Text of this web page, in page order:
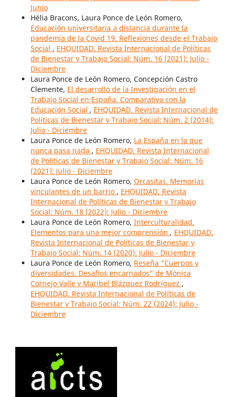
Junio
Hélia Bracons, Laura Ponce de León Romero,
Educación universitaria a distancia durante la
pandemia de la Covid 19. Reflexiones desde el Trabajo
Social , EHQUIDAD. Revista Internacional de Políticas
de Bienestar y Trabajo Social: Núm. 16 (2021): Julio -
Diciembre
Laura Ponce de León Romero, Concepción Castro
Clemente, El desarrollo de la Investigación en el
Trabajo Social en España. Comparativa con la
Educación Social , EHQUIDAD. Revista Internacional de
Políticas de Bienestar y Trabajo Social: Núm. 2 (2014):
Julio - Diciembre
Laura Ponce de León Romero, La España en la que
nunca pasa nada , EHQUIDAD. Revista Internacional
de Políticas de Bienestar y Trabajo Social: Núm. 16
(2021): Julio - Diciembre
Laura Ponce de León Romero, Orcasitas. Memorias
vinculantes de un barrio , EHQUIDAD. Revista
Internacional de Políticas de Bienestar y Trabajo
Social: Núm. 18 (2022): Julio - Diciembre
Laura Ponce de León Romero, Interculturalidad.
Elementos para una mejor comprensión , EHQUIDAD.
Revista Internacional de Políticas de Bienestar y
Trabajo Social: Núm. 14 (2020): Julio - Diciembre
Laura Ponce de León Romero, Reseña "Cuerpos y
diversidades. Desafíos encarnados" de Mónica
Cornejo Valle y Maribel Blázquez Rodríguez ,
EHQUIDAD. Revista Internacional de Políticas de
Bienestar y Trabajo Social: Núm. 22 (2024): Julio -
Diciembre